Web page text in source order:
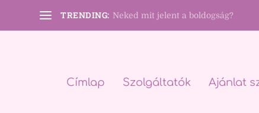
TRENDING: Neked mit jelent a boldogság?
Címlap Szolgáltatók Ajánlat